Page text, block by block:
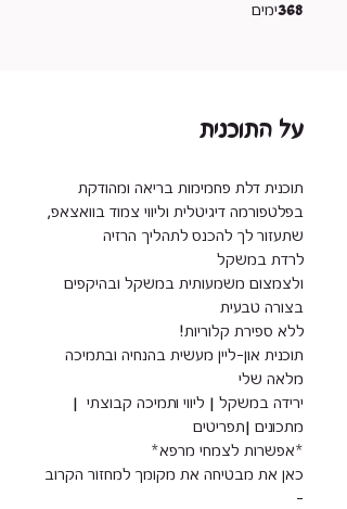
368ימים
על התוכנית
תוכנית דלת פחמימות בריאה ומהודקת
ולצמצום משמעותית במשקל ובהיקפים
תוכנית און-ליין מעשית בהנחיה ובתמיכה
ירידה במשקל | ליווי ותמיכה קבוצתי |
כאן את מבטיחה את מקומך למחזור הקרוב
-